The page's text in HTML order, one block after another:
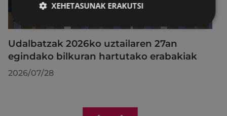
Udalbatzak 2026ko uztailaren 27an
egindako bilkuran hartutako erabakiak
2026/07/28
XEHETASUNAK ERAKUTSI